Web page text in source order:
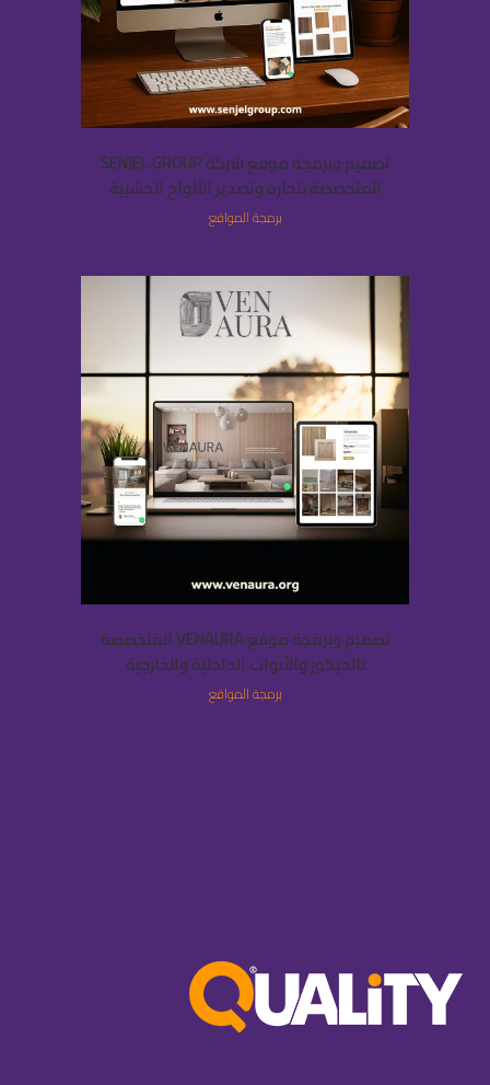
تصميم وبرمجة موقع شركة SENJEL GROUP
المتخصصة بتجارة وتصدير الألواح الخشبية
برمجة المواقع
تصميم وبرمجة موقع VENAURA المتخصصة
بالديكور والأبواب الداخلية والخارجية
برمجة المواقع